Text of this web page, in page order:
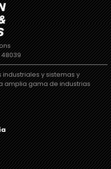
industriales y sistemas y
amplia gama de industrias